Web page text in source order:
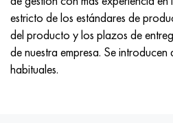
estricto de los estándares de
del producto y los plazos de
de nuestra empresa. Se introducen
habituales.